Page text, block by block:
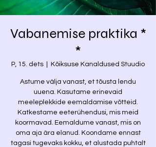
Vabanemise praktika *
*
P, 15. dets Kõiksuse Kanaldused Stuudio
Astume välja vanast, et tõusta lendu
uuena. Kasutame erinevaid
meeleplekkide eemaldamise võtteid.
Katkestame eeterühendusi, mis meid
koormavad. Eemaldume vanast, mis on
oma aja ära elanud. Koondame ennast
tagasi tugevaks kokku, et alustada puhtalt